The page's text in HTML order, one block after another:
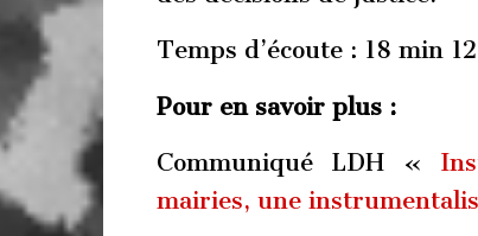
Temps d’écoute : 18 min
Pour en savoir plus :
Communiqué LDH «
mairies, une